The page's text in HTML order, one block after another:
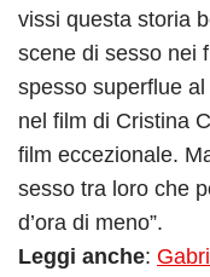
vissi questa storia
scene di sesso nei
spesso superflue
nel film di Cristina
film eccezionale.
sesso tra loro che
d’ora di meno”.
Leggi anche: